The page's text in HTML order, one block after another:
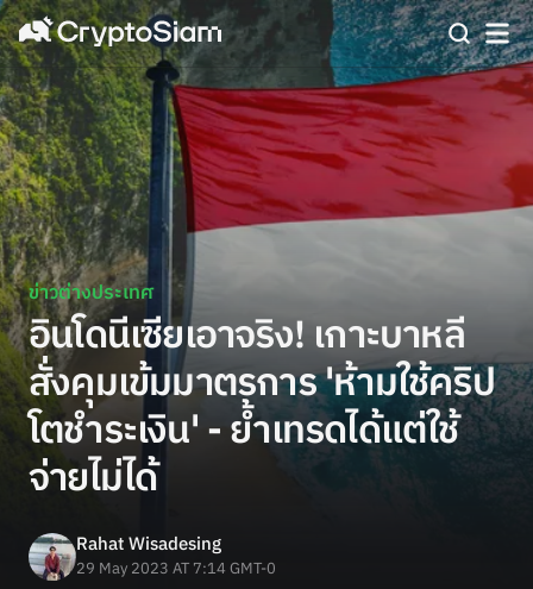
ข่าวต่างประเทศ
อินโดนีเซียเอาจริง! เกาะบาหลี
สั่งคุมเข้มมาตรการ 'ห้ามใช้คริป
โตชำระเงิน' - ย้ำเทรดได้แต่ใช้
จ่ายไม่ได้
Rahat Wisadesing
29 May 2023 AT 7:14 GMT-0